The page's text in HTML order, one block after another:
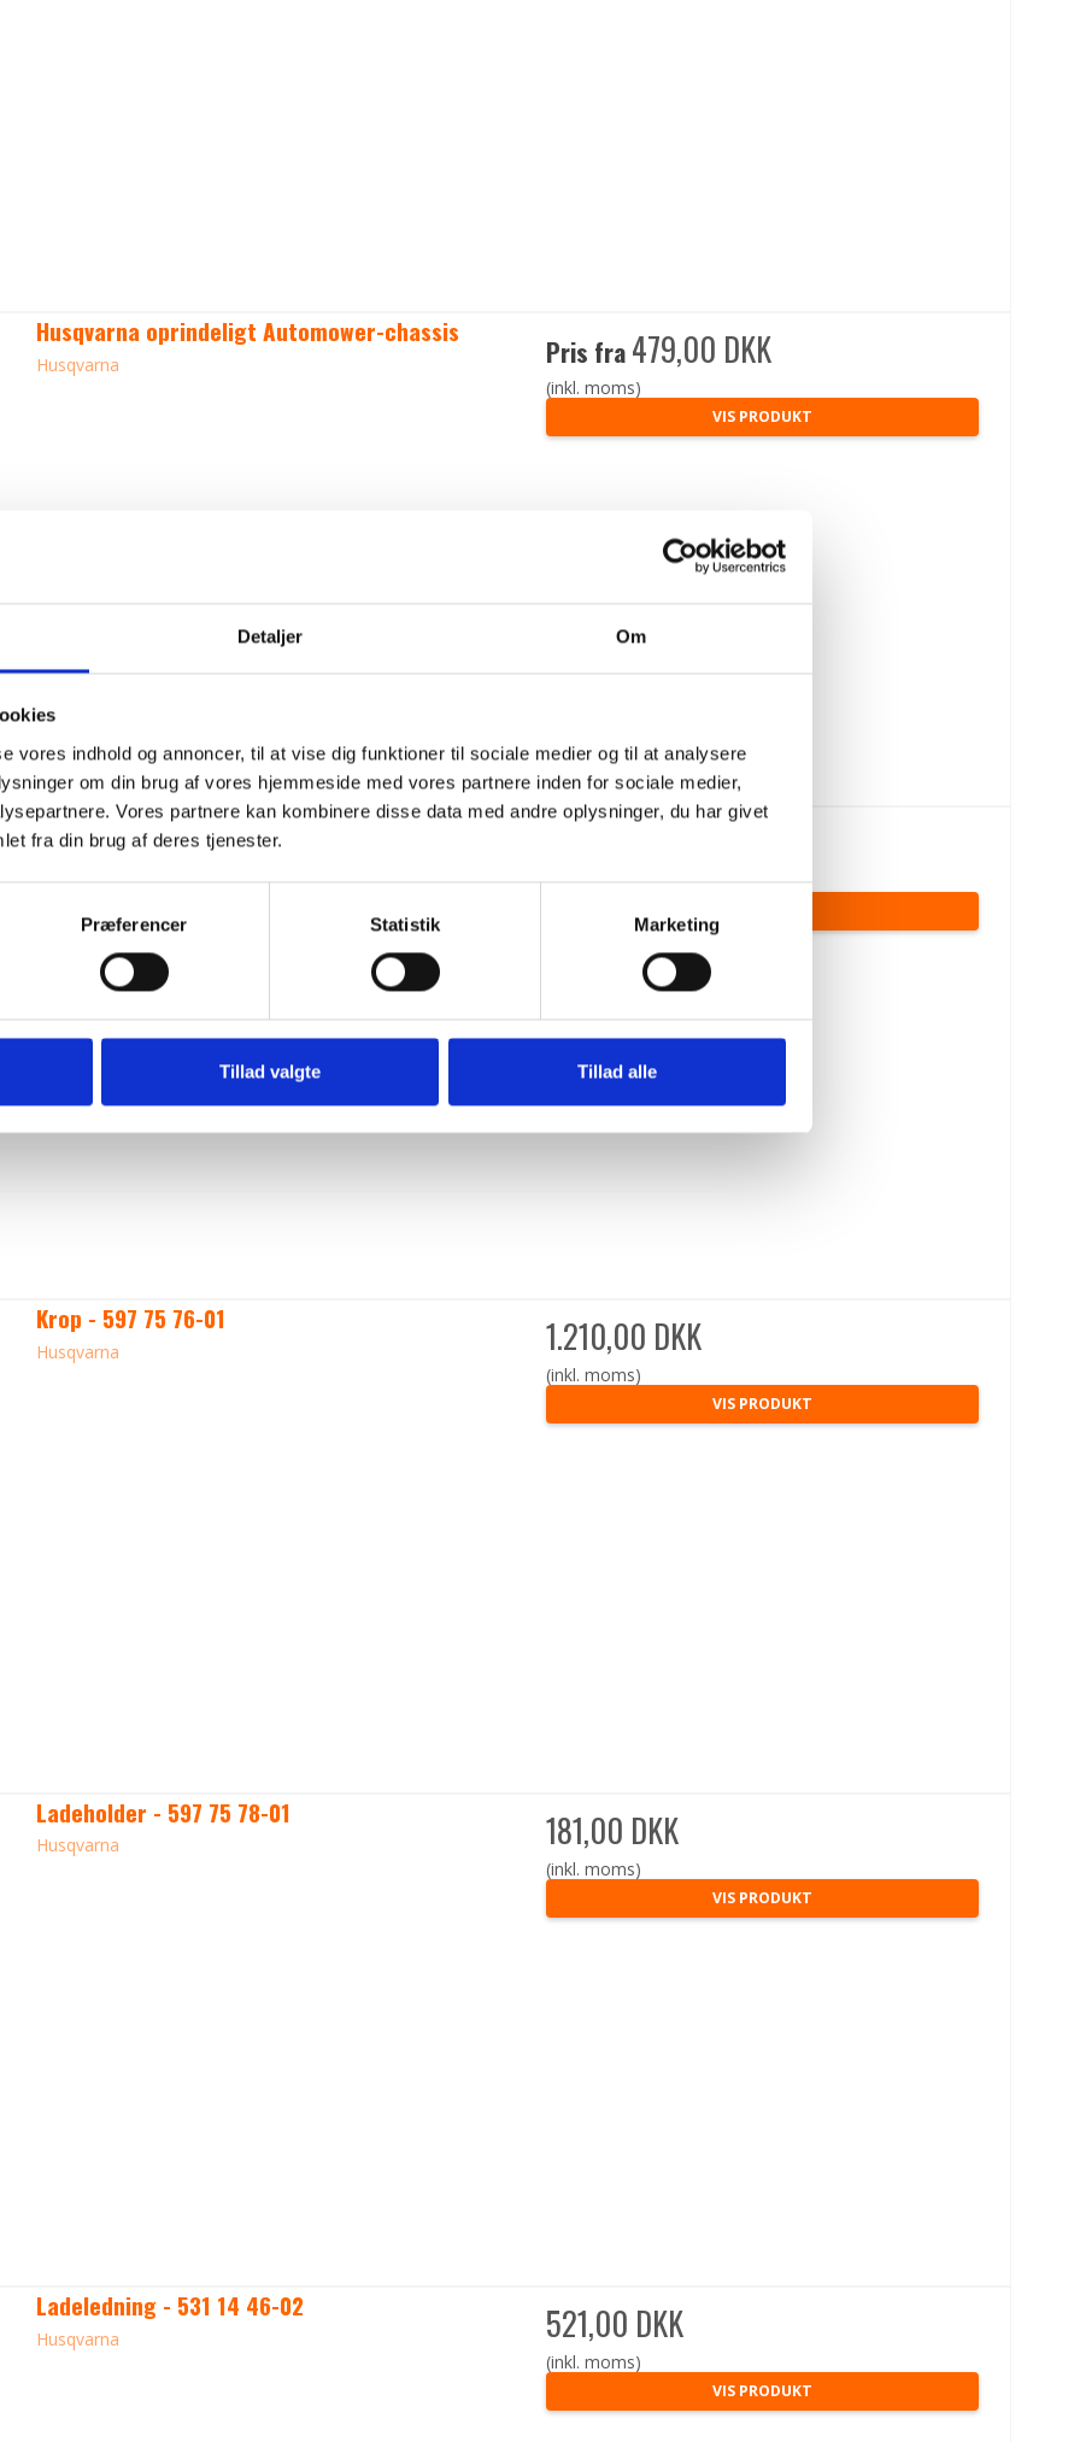
Detaljer Om
vores indhold og annoncer, til at vise dig funktioner til sociale medier og til at analysere
om din brug af vores hjemmeside med vores partnere inden for sociale medier,
Vores partnere kan kombinere disse data med andre oplysninger, du har givet
fra din brug af deres tjenester.
Præferencer Statistik Marketing
Tillad valgte Tillad alle
Husqvarna oprindeligt Automower-chassis
Husqvarna Pris fra479,00 DKK
(inkl. moms)
VIS PRODUKT
Kofanger bag - 596 56 85-01
Husqvarna
(inkl. moms)
Krop - 597 75 76-01
Husqvarna 1.210,00 DKK
(inkl. moms)
VIS PRODUKT
Ladeholder - 597 75 78-01
Husqvarna 181,00 DKK
(inkl. moms)
VIS PRODUKT
Ladeledning - 531 14 46-02
Husqvarna 521,00 DKK
(inkl. moms)
VIS PRODUKT